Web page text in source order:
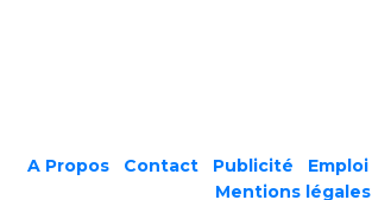
A Propos Contact Publicité Emploi
Mentions légales